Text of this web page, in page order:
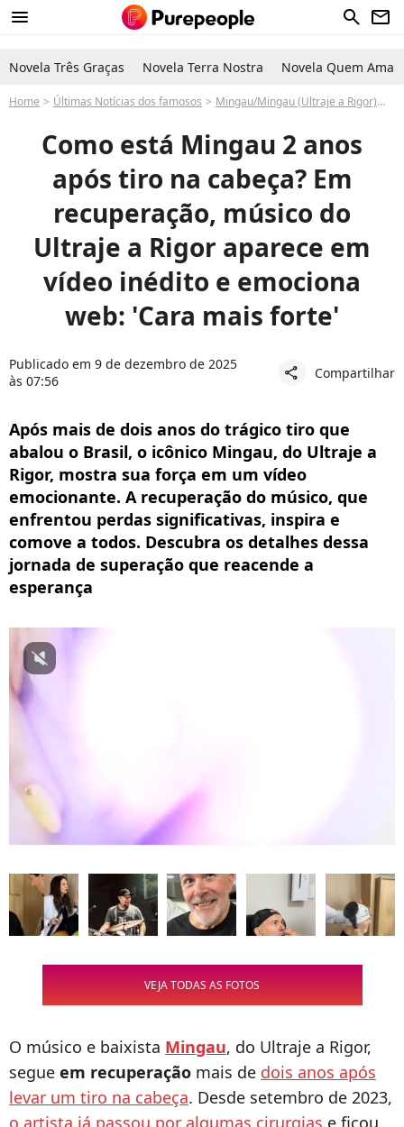
menu search newsletter
Novela Três Graças Novela Terra Nostra Novela Quem Ama
Home Últimas Notícias dos famosos Mingau/Mingau (Ultraje a Rigor)
Como está Mingau 2 anos
após tiro na cabeça? Em
recuperação, músico do
Ultraje a Rigor aparece em
vídeo inédito e emociona
web: 'Cara mais forte'
Publicado em 9 de dezembro de 2025
às 07:56
share Compartilhar
Após mais de dois anos do trágico tiro que
abalou o Brasil, o icônico Mingau, do Ultraje a
Rigor, mostra sua força em um vídeo
emocionante. A recuperação do músico, que
enfrentou perdas significativas, inspira e
comove a todos. Descubra os detalhes dessa
jornada de superação que reacende a
esperança
VEJA TODAS AS FOTOS
O músico e baixista Mingau, do Ultraje a Rigor,
segue em recuperação mais de dois anos após
levar um tiro na cabeça. Desde setembro de 2023,
o artista já passou por algumas cirurgias e ficou